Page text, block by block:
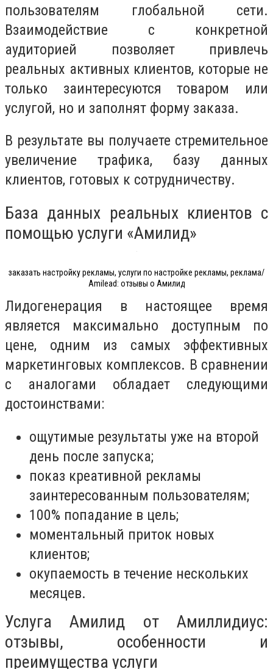
пользователям глобальной сети.
Взаимодействие с конкретной
аудиторией позволяет привлечь
реальных активных клиентов, которые не
только заинтересуются товаром или
услугой, но и заполнят форму заказа.
В результате вы получаете стремительное
увеличение трафика, базу данных
клиентов, готовых к сотрудничеству.
База данных реальных клиентов с
помощью услуги «Амилид»
заказать настройку рекламы, услуги по настройке рекламы, реклама/
Amilead: отзывы о Амилид
Лидогенерация в настоящее время
является максимально доступным по
цене, одним из самых эффективных
маркетинговых комплексов. В сравнении
с аналогами обладает следующими
достоинствами:
ощутимые результаты уже на второй
день после запуска;
показ креативной рекламы
заинтересованным пользователям;
100% попадание в цель;
моментальный приток новых
клиентов;
окупаемость в течение нескольких
месяцев.
Услуга Амилид от Амиллидиус:
отзывы, особенности и
преимущества услуги